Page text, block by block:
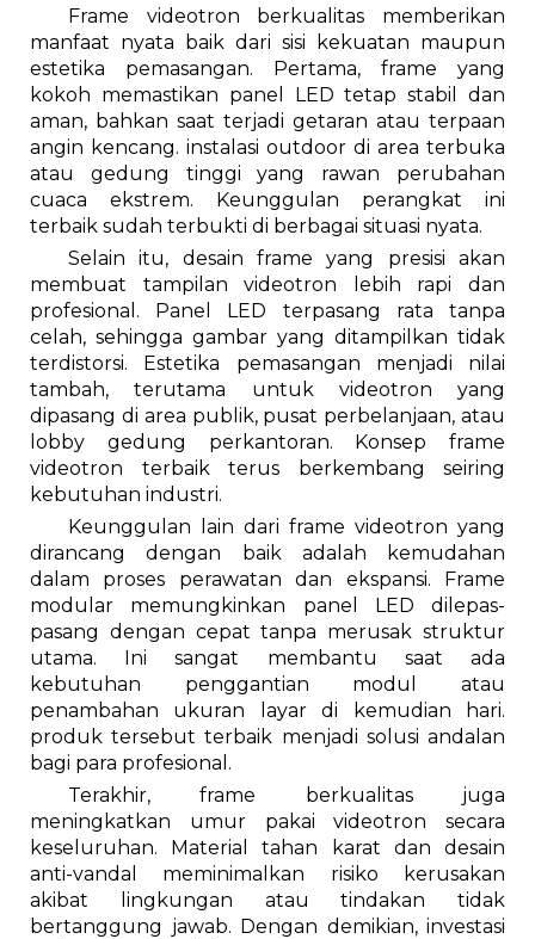
Frame videotron berkualitas memberikan
manfaat nyata baik dari sisi kekuatan maupun
estetika pemasangan. Pertama, frame yang
kokoh memastikan panel LED tetap stabil dan
aman, bahkan saat terjadi getaran atau terpaan
angin kencang. instalasi outdoor di area terbuka
atau gedung tinggi yang rawan perubahan
cuaca ekstrem. Keunggulan perangkat ini
terbaik sudah terbukti di berbagai situasi nyata.
Selain itu, desain frame yang presisi akan
membuat tampilan videotron lebih rapi dan
profesional. Panel LED terpasang rata tanpa
celah, sehingga gambar yang ditampilkan tidak
terdistorsi. Estetika pemasangan menjadi nilai
tambah, terutama untuk videotron yang
dipasang di area publik, pusat perbelanjaan, atau
lobby gedung perkantoran. Konsep frame
videotron terbaik terus berkembang seiring
kebutuhan industri.
Keunggulan lain dari frame videotron yang
dirancang dengan baik adalah kemudahan
dalam proses perawatan dan ekspansi. Frame
modular memungkinkan panel LED dilepas-
pasang dengan cepat tanpa merusak struktur
utama. Ini sangat membantu saat ada
kebutuhan penggantian modul atau
penambahan ukuran layar di kemudian hari.
produk tersebut terbaik menjadi solusi andalan
bagi para profesional.
Terakhir, frame berkualitas juga
meningkatkan umur pakai videotron secara
keseluruhan. Material tahan karat dan desain
anti-vandal meminimalkan risiko kerusakan
akibat lingkungan atau tindakan tidak
bertanggung jawab. Dengan demikian, investasi